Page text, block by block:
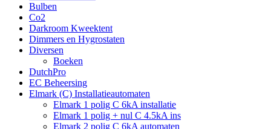
Bulben
Co2
Darkroom Kweektent
Dimmers en Hygrostaten
Diversen
Boeken
DutchPro
EC Beheersing
Elmark (C) Installatieautomaten
Elmark 1 polig C 6kA installatie
Elmark 1 polig + nul C 4.5kA ins
Elmark 2 polig C 6kA automaten